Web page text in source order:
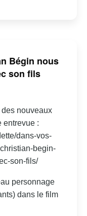
Bégin nous
son fils
des nouveaux
entrevue :
dans-vos-
begin-
son-fils/
personnage
dans le film